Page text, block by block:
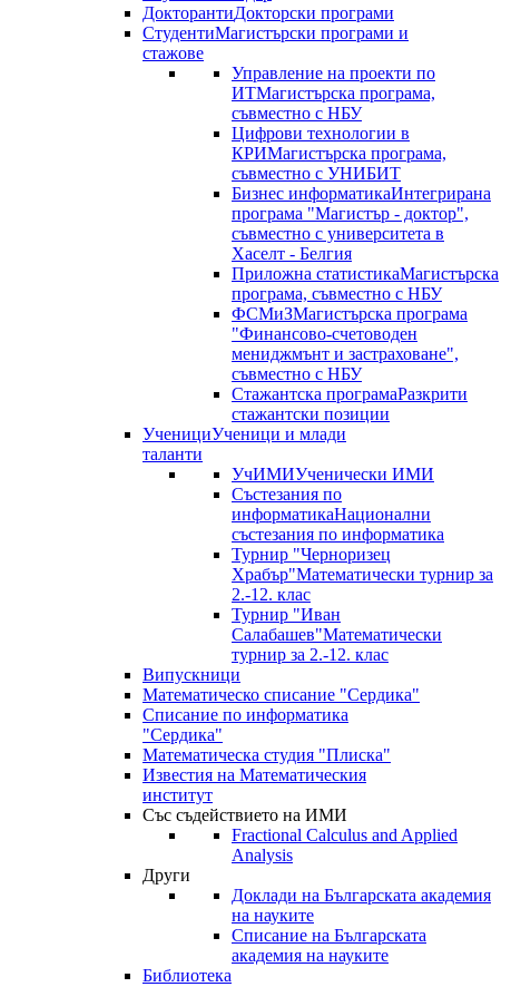
ДокторантиДокторски програми
СтудентиМагистърски програми и
стажове
Управление на проекти по
ИТМагистърска програма,
съвместно с НБУ
Цифрови технологии в
КРИМагистърска програма,
съвместно с УНИБИТ
Бизнес информатикаИнтегрирана
програма "Магистър - доктор",
съвместно с университета в
Хаселт - Белгия
Приложна статистикаМагистърска
програма, съвместно с НБУ
ФСМиЗМагистърска програма
"Финансово-счетоводен
мениджмънт и застраховане",
съвместно с НБУ
Стажантска програмаРазкрити
стажантски позиции
УченициУченици и млади
таланти
УчИМИУченически ИМИ
Състезания по
информатикаНационални
състезания по информатика
Турнир "Черноризец
Храбър"Математически турнир за
2.-12. клас
Турнир "Иван
Салабашев"Математически
турнир за 2.-12. клас
Випускници
Математическо списание "Сердика"
Списание по информатика
"Сердика"
Математическа студия "Плиска"
Известия на Математическия
институт
Със съдействието на ИМИ
Fractional Calculus and Applied
Analysis
Други
Доклади на Българската академия
на науките
Списание на Българската
академия на науките
Библиотека